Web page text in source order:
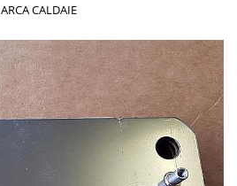
ARCA CALDAIE